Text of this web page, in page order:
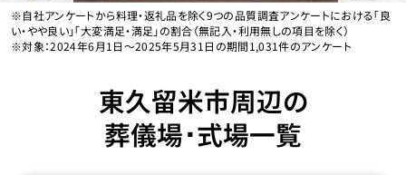
※自社アンケートから料理・返礼品を除く9つの品質調査アンケートにおける「良
い・やや良い」「大変満足・満足」の割合（無記入・利用無しの項目を除く）
※対象：2024年6月1日〜2025年5月31日の期間1,031件のアンケート
東久留米市周辺の
葬儀場･式場一覧